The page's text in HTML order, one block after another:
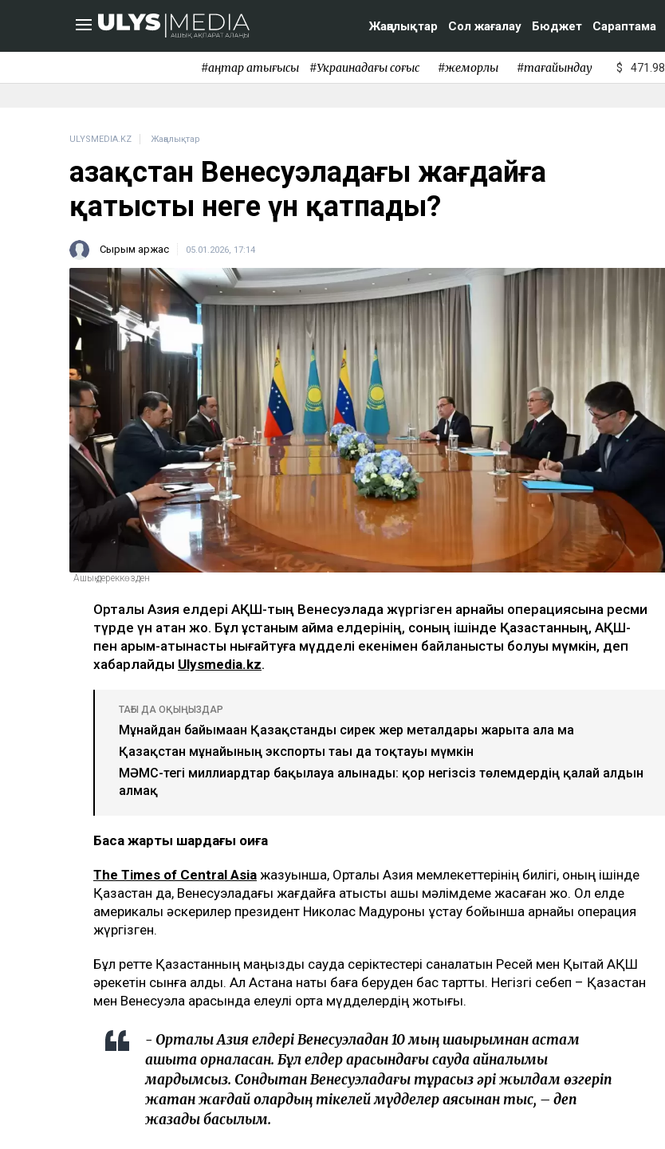
Жаңалықтар Сол жағалау Бюджет Сараптама
#қаңтар қақтығысы #Украинадағы соғыс #жемқорлық #тағайындау $ 471.98
ULYSMEDIA.KZ Жаңалықтар
Қазақстан Венесуэладағы жағдайға
қатысты неге үн қатпады?
Сырым Қаржас 05.01.2026, 17:14
Ашық дереккөзден
Орталық Азия елдері АҚШ-тың Венесуэлада жүргізген арнайы операциясына ресми
түрде үн қатқан жоқ. Бұл ұстаным аймақ елдерінің, соның ішінде Қазақстанның, АҚШ-
пен қарым-қатынасты нығайтуға мүдделі екенімен байланысты болуы мүмкін, деп
хабарлайды Ulysmedia.kz.
ТАҒЫ ДА ОҚЫҢЫЗДАР
Мұнайдан байымаған Қазақстанды сирек жер металдары жарыта ала ма
Қазақстан мұнайының экспорты тағы да тоқтауы мүмкін
МӘМС-тегі миллиардтар бақылауға алынады: қор негізсіз төлемдердің қалай алдын
алмақ
Басқа жарты шардағы оқиға
The Times of Central Asia жазуынша, Орталық Азия мемлекеттерінің билігі, оның ішінде
Қазақстан да, Венесуэладағы жағдайға қатысты ашық мәлімдеме жасаған жоқ. Ол елде
америкалық әскерилер президент Николас Мадуроны ұстау бойынша арнайы операция
жүргізген.
Бұл ретте Қазақстанның маңызды сауда серіктестері саналатын Ресей мен Қытай АҚШ
әрекетін сынға алды. Ал Астана нақты баға беруден бас тартты. Негізгі себеп – Қазақстан
мен Венесуэла арасында елеулі ортақ мүдделердің жоқтығы.
- Орталық Азия елдері Венесуэладан 10 мың шақырымнан астам
қашықта орналасқан. Бұл елдер арасындағы сауда айналымы
мардымсыз. Сондықтан Венесуэладағы тұрақсыз әрі жылдам өзгеріп
жатқан жағдай олардың тікелей мүдделер аясынан тыс, – деп
жазады басылым.